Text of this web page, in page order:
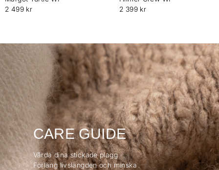
2 499 kr
2 399 kr
CARE GUIDE
Vårda dina stickade plagg -
Förläng livslängden och minska